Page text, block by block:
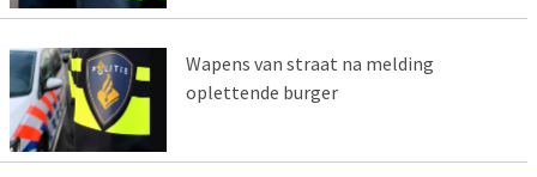
Wapens van straat na melding
oplettende burger